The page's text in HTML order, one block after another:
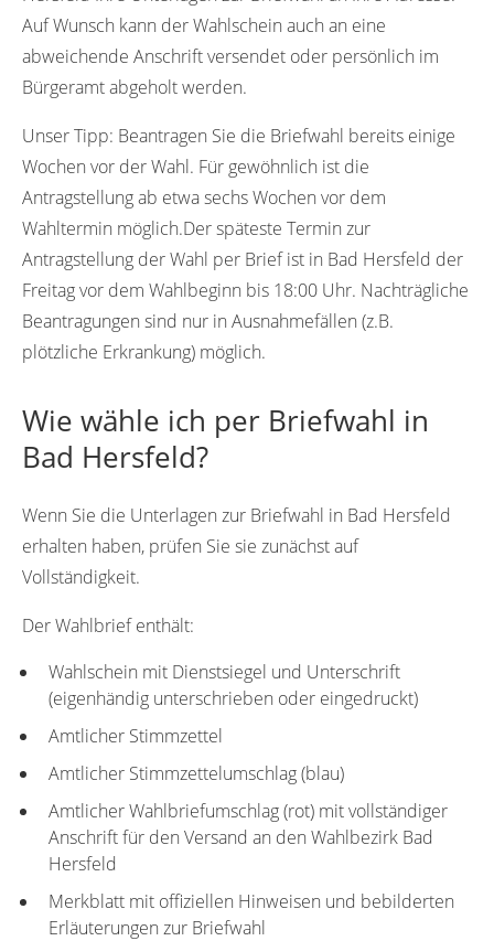
36230 36231
Auf Wunsch kann der Wahlschein auch an eine
abweichende Anschrift versendet oder persönlich im
Bürgeramt abgeholt werden.
Unser Tipp: Beantragen Sie die Briefwahl bereits einige
Wochen vor der Wahl. Für gewöhnlich ist die
Antragstellung ab etwa sechs Wochen vor dem
Wahltermin möglich.Der späteste Termin zur
Antragstellung der Wahl per Brief ist in Bad Hersfeld der
Freitag vor dem Wahlbeginn bis 18:00 Uhr. Nachträgliche
Beantragungen sind nur in Ausnahmefällen (z.B.
plötzliche Erkrankung) möglich.
Wie wähle ich per Briefwahl in
Bad Hersfeld?
Wenn Sie die Unterlagen zur Briefwahl in Bad Hersfeld
erhalten haben, prüfen Sie sie zunächst auf
Vollständigkeit.
Der Wahlbrief enthält:
Wahlschein mit Dienstsiegel und Unterschrift
(eigenhändig unterschrieben oder eingedruckt)
Amtlicher Stimmzettel
Amtlicher Stimmzettelumschlag (blau)
Amtlicher Wahlbriefumschlag (rot) mit vollständiger
Anschrift für den Versand an den Wahlbezirk Bad
Hersfeld
Merkblatt mit offiziellen Hinweisen und bebilderten
Erläuterungen zur Briefwahl